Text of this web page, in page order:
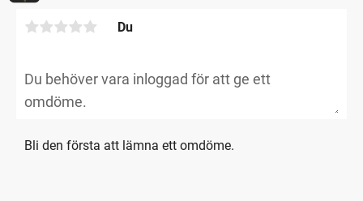
Du
Bli den första att lämna ett omdöme.